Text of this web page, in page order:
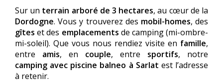
Sur un terrain arboré de 3 hectares, au cœur de la
Dordogne. Vous y trouverez des mobil-homes, des
gîteset des emplacements de camping (mi-ombre-
mi-soleil). Que vous nous rendiez visite en famille,
entre amis, en couple, entre sportifs, notre
camping avec piscine balneo à Sarlat est l’adresse
à retenir.